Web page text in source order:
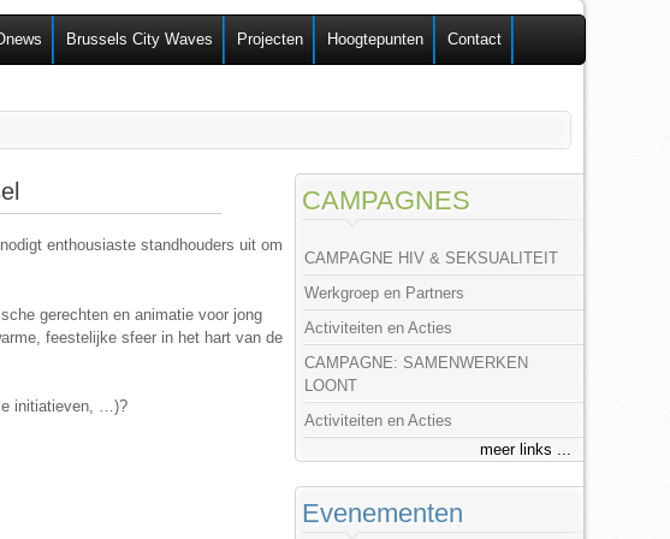
Brussels City Waves Projecten Hoogtepunten Contact
enthousiaste standhouders uit om
gerechten en animatie voor jong
feestelijke sfeer in het hart van de
initiatieven, …)?
CAMPAGNES
CAMPAGNE HIV & SEKSUALITEIT
Werkgroep en Partners
Activiteiten en Acties
CAMPAGNE: SAMENWERKEN
LOONT
Activiteiten en Acties
meer links ...
Evenementen